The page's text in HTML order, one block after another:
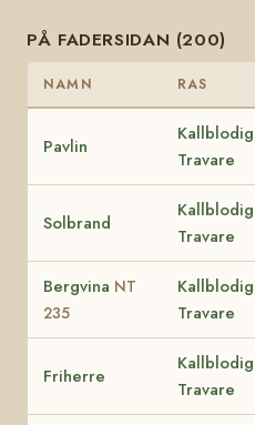
PÅ FADERSIDAN (200)
NAMN RAS
Pavlin
Kallblodig
Travare
Solbrand
Kallblodig
Travare
Bergvina NT
235
Kallblodig
Travare
Friherre
Kallblodig
Travare